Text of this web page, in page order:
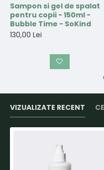
Sampon si gel de spalat
pentru copii - 150ml -
Bubble Time - SoKind
130,00 Lei
VIZUALIZATE RECENT